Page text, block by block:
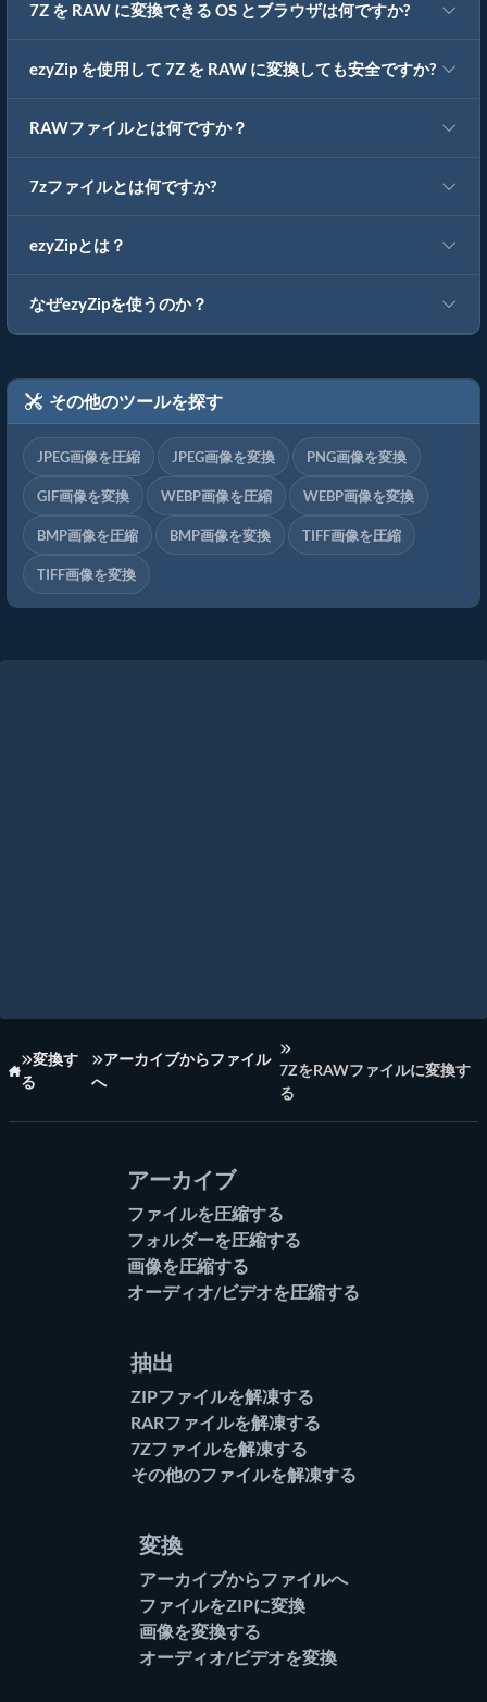
7Z を RAW に変換できる OS とブラウザは何ですか?
ezyZip を使用して 7Z を RAW に変換しても安全ですか?
RAWファイルとは何ですか？
7zファイルとは何ですか?
ezyZipとは？
なぜezyZipを使うのか？
その他のツールを探す
JPEG画像を圧縮 JPEG画像を変換 PNG画像を変換
GIF画像を変換 WEBP画像を圧縮 WEBP画像を変換
BMP画像を圧縮 BMP画像を変換 TIFF画像を圧縮
TIFF画像を変換
ホーム
変換す
る
アーカイブからファイル
へ
7ZをRAWファイルに変換す
る
アーカイブ
ファイルを圧縮する
フォルダーを圧縮する
画像を圧縮する
オーディオ/ビデオを圧縮する
抽出
ZIPファイルを解凍する
RARファイルを解凍する
7Zファイルを解凍する
その他のファイルを解凍する
変換
アーカイブからファイルへ
ファイルをZIPに変換
画像を変換する
オーディオ/ビデオを変換